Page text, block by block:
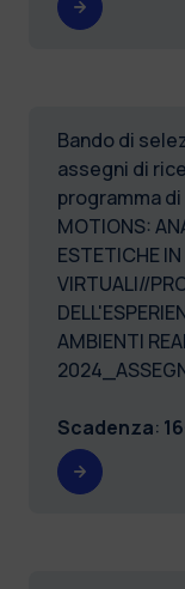
Bando di
assegni di
programma
MOTIONS:
ESTETICHE
VIRTUALI//
AMBIENTI
Scadenza: